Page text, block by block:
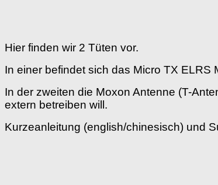
Hier finden wir 2 Tüten vor.
In einer befindet sich das Micro TX ELRS
In der zweiten die Moxon Antenne (T-
extern betreiben will.
Kurzeanleitung (english/chinesisch) und